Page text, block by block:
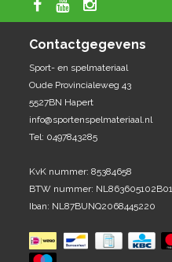
Contactgegevens
Sport- en spelmateriaal
Oude Provincialeweg 43
5527BN Hapert
info@sportenspelmateriaal.nl
Tel: 0497843285
KvK nummer: 85384658
BTW nummer: NL863605102B01
Iban: NL87BUNQ2068445220